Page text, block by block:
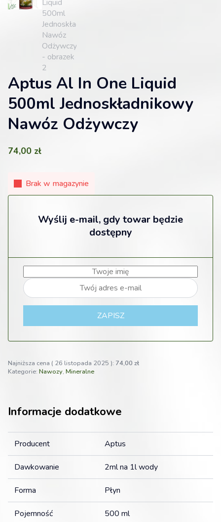
Aptus Al In One Liquid
500ml Jednoskładnikowy
Nawóz Odżywczy
74,00 zł
Brak w magazynie
Wyślij e-mail, gdy towar będzie
dostępny
ZAPISZ
Najniższa cena ( 26 listopada 2025 ): 74,00 zł
Kategorie: Nawozy, Mineralne
Informacje dodatkowe
Producent Aptus
Dawkowanie 2ml na 1l wody
Forma Płyn
Pojemność 500 ml